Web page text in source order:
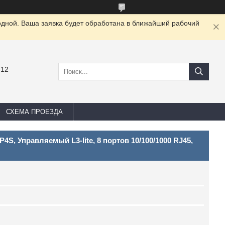
Ваша заявка будет обработана в ближайший рабочий
СХЕМА ПРОЕЗДА
Управляемый L3-lite, 8 портов 10/100/1000 RJ45,